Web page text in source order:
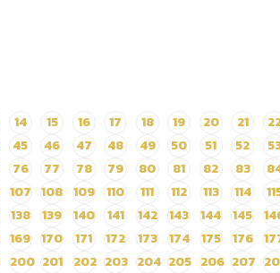
14 15 16 17 18 19 20 21
45 46 47 48 49 50 51 52
76 77 78 79 80 81 82 83
107 108 109 110 111 112 113 114
138 139 140 141 142 143 144 145
169 170 171 172 173 174 175 176
200 201 202 203 204 205 206 207